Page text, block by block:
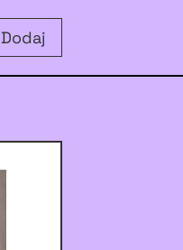
Dodaj